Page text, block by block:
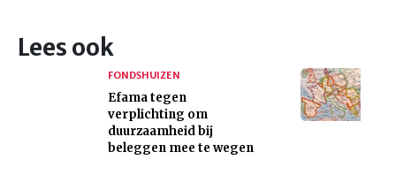
Lees ook
FONDSHUIZEN
Efama tegen
verplichting om
duurzaamheid bij
beleggen mee te wegen